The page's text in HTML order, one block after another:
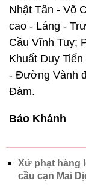
Nhật Tân - Võ
cao - Láng -
Cầu Vĩnh Tuy;
Khuất Duy
- Đường Vành
Đàm.
Bảo Khánh
Xử phạt hàng
cầu cạn Mai